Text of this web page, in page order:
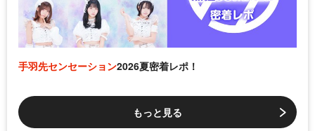
手羽先センセーション2026夏密着レポ！
もっと見る